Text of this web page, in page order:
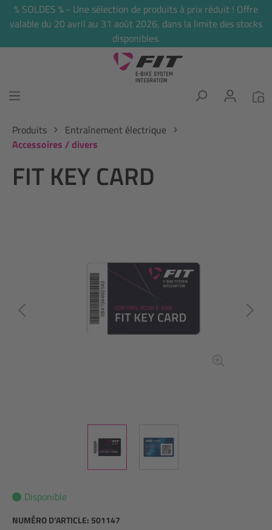
principal
% SOLDES % - Une sélection de produits à prix réduit ! Offre
valable du 20 avril au 31 août 2026, dans la limite des stocks
disponibles.
Produits
Entraînement électrique
Accessoires / divers
FIT KEY CARD
Disponible
NUMÉRO D’ARTICLE: 501147